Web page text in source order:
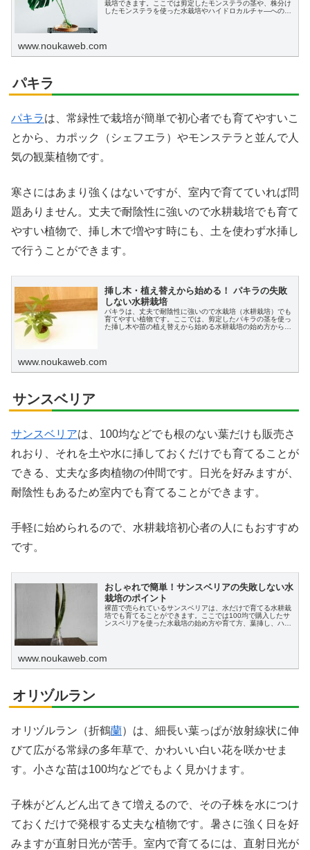
栽培できます。ここでは剪定したモンステラの茎や、株分け
したモンステラを使った水栽培やハイドロカルチャ―への植
www.noukaweb.com
パキラ
パキラは、常緑性で栽培が簡単で初心者でも育てやすいこ
とから、カポック（シェフエラ）やモンステラと並んで人
気の観葉植物です。
寒さにはあまり強くはないですが、室内で育てていれば問
題ありません。丈夫で耐陰性に強いので水耕栽培でも育て
やすい植物で、挿し木で増やす時にも、土を使わず水挿し
で行うことができます。
挿し木・植え替えから始める！ パキラの失敗
しない水耕栽培
パキラは、丈夫で耐陰性に強いので水栽培（水耕栽培）でも
育てやすい植物です。ここでは、剪定したパキラの茎を使っ
た挿し木や苗の植え替えから始める水耕栽培の始め方から、
www.noukaweb.com
サンスベリア
サンスベリアは、100均などでも根のない葉だけも販売さ
れおり、それを土や水に挿しておくだけでも育てることが
できる、丈夫な多肉植物の仲間です。日光を好みますが、
耐陰性もあるため室内でも育てることができます。
手軽に始められるので、水耕栽培初心者の人にもおすすめ
です。
おしゃれで簡単！サンスベリアの失敗しない水
栽培のポイント
裸苗で売られているサンスベリアは、水だけで育てる水耕栽
培でも育てることができます。ここでは100均で購入したサ
ンスベリアを使った水栽培の始め方や育て方、葉挿し、ハイ
www.noukaweb.com
オリヅルラン
オリヅルラン（折鶴蘭）は、細長い葉っぱが放射線状に伸
びて広がる常緑の多年草で、かわいい白い花を咲かせま
す。小さな苗は100均などでもよく見かけます。
子株がどんどん出てきて増えるので、その子株を水につけ
ておくだけで発根する丈夫な植物です。暑さに強く日を好
みますが直射日光が苦手。室内で育てるには、直射日光が